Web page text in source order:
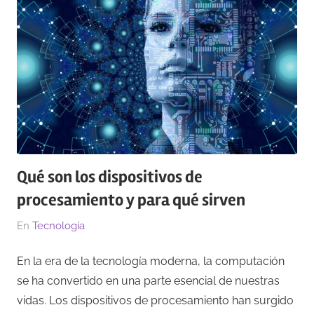
Qué son los dispositivos de
procesamiento y para qué sirven
El
Por
En Tecnología
En la era de la tecnología moderna, la computación
se ha convertido en una parte esencial de nuestras
vidas. Los dispositivos de procesamiento han surgido